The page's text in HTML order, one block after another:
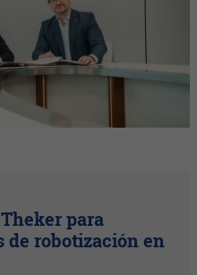
para
de robotización en